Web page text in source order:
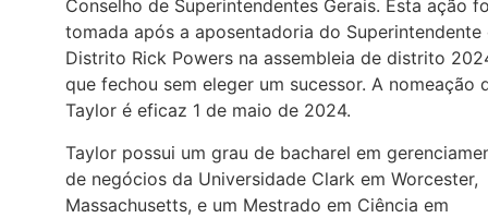
Conselho de Superintendentes Gerais. Esta ação
tomada após a aposentadoria do Superintendente
Distrito Rick Powers na assembleia de distrito
que fechou sem eleger um sucessor. A nomeação
Taylor é eficaz 1 de maio de 2024.
Taylor possui um grau de bacharel em
de negócios da Universidade Clark em Worcester,
Massachusetts, e um Mestrado em Ciência em